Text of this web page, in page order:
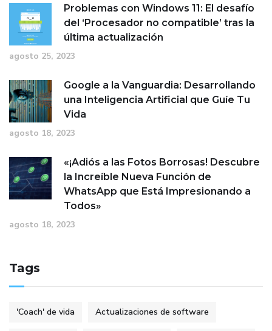
Problemas con Windows 11: El desafío
del ‘Procesador no compatible’ tras la
última actualización
agosto 25, 2023
Google a la Vanguardia: Desarrollando
una Inteligencia Artificial que Guíe Tu
Vida
agosto 18, 2023
«¡Adiós a las Fotos Borrosas! Descubre
la Increíble Nueva Función de
WhatsApp que Está Impresionando a
Todos»
agosto 18, 2023
Tags
'Coach' de vida Actualizaciones de software